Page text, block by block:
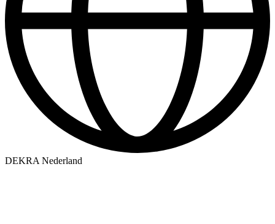
DEKRA Nederland